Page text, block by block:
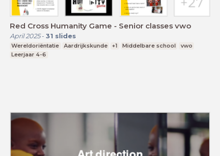
Red Cross Humanity Game - Senior classes vwo
April 2025- 31 slides
Wereldoriëntatie Aardrijkskunde +1 Middelbare school
vwo
Leerjaar 4-6